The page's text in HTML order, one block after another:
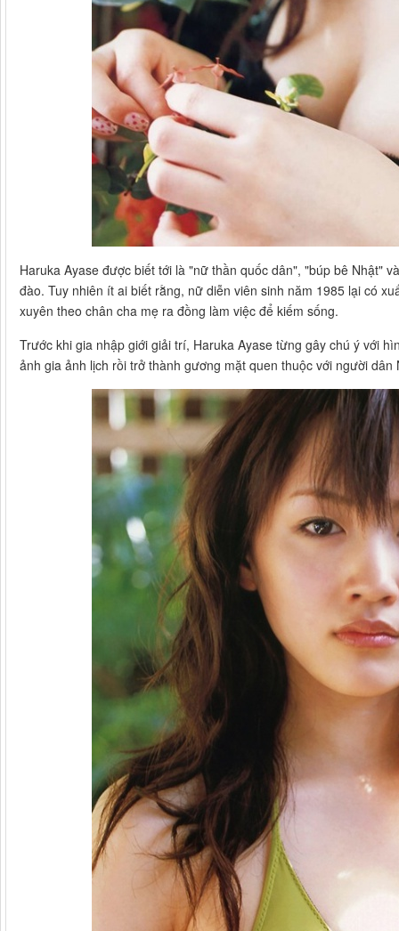
Haruka Ayase được biết tới là "nữ thần quốc dân", "búp bê Nhật"
đào. Tuy nhiên ít ai biết rằng, nữ diễn viên sinh năm 1985 lại có
xuyên theo chân cha mẹ ra đồng làm việc để kiếm sống.
Trước khi gia nhập giới giải trí, Haruka Ayase từng gây chú ý với
ảnh gia ảnh lịch rồi trở thành gương mặt quen thuộc với người dân